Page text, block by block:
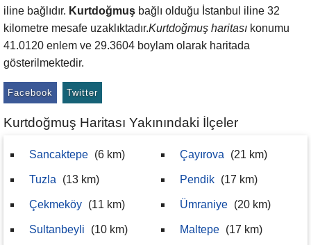
iline bağlıdır. Kurtdoğmuş bağlı olduğu İstanbul iline 32
kilometre mesafe uzaklıktadır.Kurtdoğmuş haritası konumu
41.0120 enlem ve 29.3604 boylam olarak haritada
gösterilmektedir.
Facebook Twitter
Kurtdoğmuş Haritası Yakınındaki İlçeler
Sancaktepe (6 km)
Tuzla (13 km)
Çekmeköy (11 km)
Sultanbeyli (10 km)
Çayırova (21 km)
Pendik (17 km)
Ümraniye (20 km)
Maltepe (17 km)